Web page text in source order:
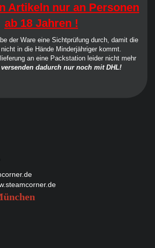
Artikeln nur an Personen
ab 18 Jahren !
der Ware eine Sichtprüfung durch, damit die
in die Hände Minderjähriger kommt.
an eine Packstation leider nicht mehr
versenden dadurch nur noch mit DHL!